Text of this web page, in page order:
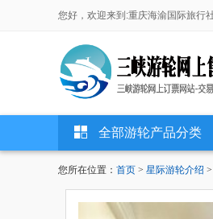
您好，欢迎来到:重庆海渝国际旅行
全部游轮产品分类
您所在位置： 首页 > 星际游轮介绍 >